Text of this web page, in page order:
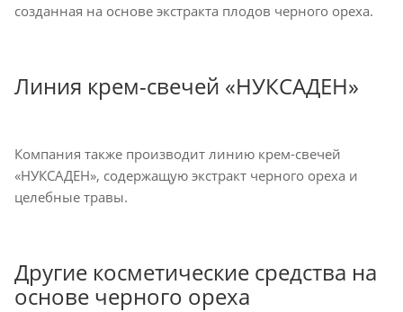
созданная на основе экстракта плодов черного ореха.
Линия крем-свечей «НУКСАДЕН»
Компания также производит линию крем-свечей
«НУКСАДЕН», содержащую экстракт черного ореха и
целебные травы.
Другие косметические средства на
основе черного ореха